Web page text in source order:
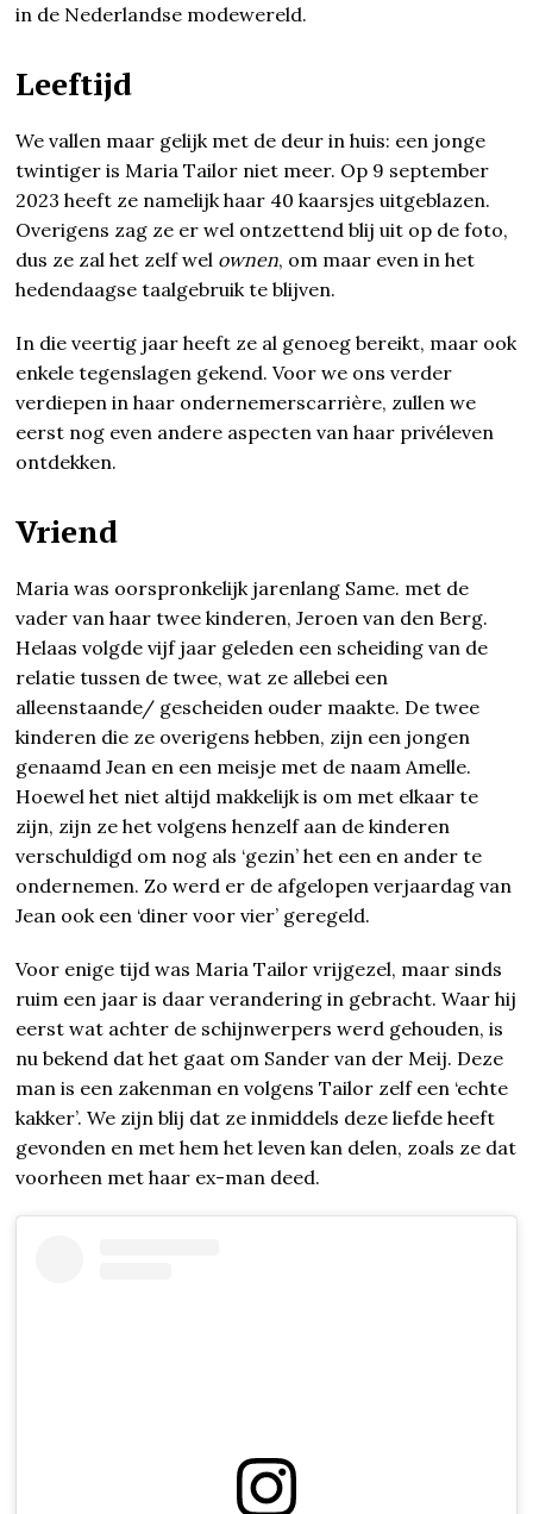
in de Nederlandse modewereld.
Leeftijd
We vallen maar gelijk met de deur in huis: een jonge
twintiger is Maria Tailor niet meer. Op 9 september
2023 heeft ze namelijk haar 40 kaarsjes uitgeblazen.
Overigens zag ze er wel ontzettend blij uit op de foto,
dus ze zal het zelf wel ownen, om maar even in het
hedendaagse taalgebruik te blijven.
In die veertig jaar heeft ze al genoeg bereikt, maar ook
enkele tegenslagen gekend. Voor we ons verder
verdiepen in haar ondernemerscarrière, zullen we
eerst nog even andere aspecten van haar privéleven
ontdekken.
Vriend
Maria was oorspronkelijk jarenlang Same. met de
vader van haar twee kinderen, Jeroen van den Berg.
Helaas volgde vijf jaar geleden een scheiding van de
relatie tussen de twee, wat ze allebei een
alleenstaande/ gescheiden ouder maakte. De twee
kinderen die ze overigens hebben, zijn een jongen
genaamd Jean en een meisje met de naam Amelle.
Hoewel het niet altijd makkelijk is om met elkaar te
zijn, zijn ze het volgens henzelf aan de kinderen
verschuldigd om nog als ‘gezin’ het een en ander te
ondernemen. Zo werd er de afgelopen verjaardag van
Jean ook een ‘diner voor vier’ geregeld.
Voor enige tijd was Maria Tailor vrijgezel, maar sinds
ruim een jaar is daar verandering in gebracht. Waar hij
eerst wat achter de schijnwerpers werd gehouden, is
nu bekend dat het gaat om Sander van der Meij. Deze
man is een zakenman en volgens Tailor zelf een ‘echte
kakker’. We zijn blij dat ze inmiddels deze liefde heeft
gevonden en met hem het leven kan delen, zoals ze dat
voorheen met haar ex-man deed.